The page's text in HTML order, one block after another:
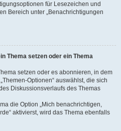
für Lesezeichen und
Bereich unter „Benachrichtigungen
Thema setzen oder ein Thema
setzen oder es abonnieren, in dem
Optionen“ auswählst, die sich
Diskussionsverlaufs des Themas
die Option „Mich benachrichtigen,
aktivierst, wird das Thema ebenfalls